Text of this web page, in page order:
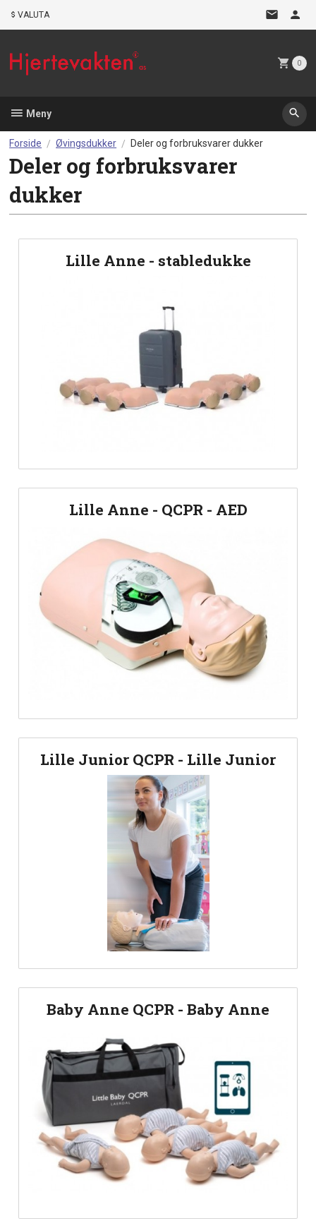
VALUTA
0
Meny
Forside Øvingsdukker Deler og forbruksvarer dukker
Deler og forbruksvarer
dukker
Lille Anne - stabledukke
Lille Anne - QCPR - AED
Lille Junior QCPR - Lille Junior
Baby Anne QCPR - Baby Anne